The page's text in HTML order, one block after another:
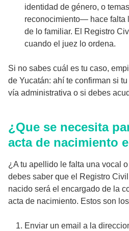
identidad de género, o
reconocimiento— hace falta
de lo familiar. El Registro
cuando el juez lo ordena.
Si no sabes cuál es tu caso,
de Yucatán: ahí te confirman si
vía administrativa o si debes
¿Que se necesita
acta de nacimiento
¿A tu apellido le falta una vocal
debes saber que el Registro
nacido será el encargado de la
acta de nacimiento. Estos son
Enviar un email a la